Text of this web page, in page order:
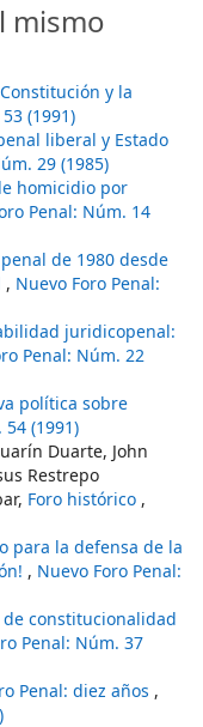
mismo
y la
(1991)
liberal y Estado
29 (1985)
homicidio por
Penal: Núm. 14
de 1980 desde
, Nuevo Foro Penal:
juridicopenal:
Penal: Núm. 22
política sobre
(1991)
Duarte, John
Restrepo
Foro histórico ,
para la defensa de la
, Nuevo Foro Penal:
de constitucionalidad
Penal: Núm. 37
Penal: diez años ,